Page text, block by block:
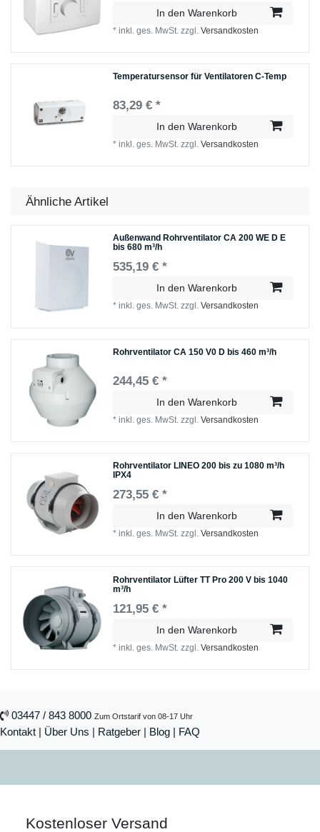
In den Warenkorb
*inkl. ges. MwSt. zzgl.Versandkosten
Temperatursensor für Ventilatoren C-Temp
83,29 € *
In den Warenkorb
*inkl. ges. MwSt. zzgl.Versandkosten
Ähnliche Artikel
Außenwand Rohrventilator CA 200 WE D E
bis 680 m³/h
535,19 € *
In den Warenkorb
*inkl. ges. MwSt. zzgl.Versandkosten
Rohrventilator CA 150 V0 D bis 460 m³/h
244,45 € *
In den Warenkorb
*inkl. ges. MwSt. zzgl.Versandkosten
Rohrventilator LINEO 200 bis zu 1080 m³/h
IPX4
273,55 € *
In den Warenkorb
*inkl. ges. MwSt. zzgl.Versandkosten
Rohrventilator Lüfter TT Pro 200 V bis 1040
m³/h
121,95 € *
In den Warenkorb
*inkl. ges. MwSt. zzgl.Versandkosten
03447 / 843 8000 Zum Ortstarif von 08-17 Uhr
Kontakt | Über Uns | Ratgeber | Blog | FAQ
Kostenloser Versand